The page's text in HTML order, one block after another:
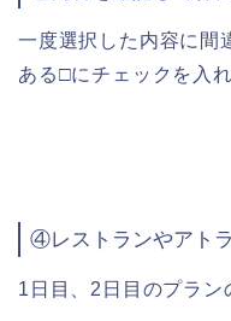
一度選択した内容に間
ある□にチェックを入れ
④レストランやアト
1日目、2日目のプラン